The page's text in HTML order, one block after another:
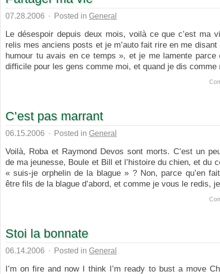
07.28.2006 · Posted in General
Le désespoir depuis deux mois, voilà ce que c’est ma
relis mes anciens posts et je m’auto fait rire en me disant
humour tu avais en ce temps », et je me lamente parce
difficile pour les gens comme moi, et quand je dis comme
C’est pas marrant
06.15.2006 · Posted in General
Voilà, Roba et Raymond Devos sont morts. C’est un
de ma jeunesse, Boule et Bill et l’histoire du chien, et du
« suis-je orphelin de la blague » ? Non, parce qu’en
être fils de la blague d’abord, et comme je vous le redis,
Stoi la bonnate
06.14.2006 · Posted in General
I’m on fire and now I think I’m ready to bust a move